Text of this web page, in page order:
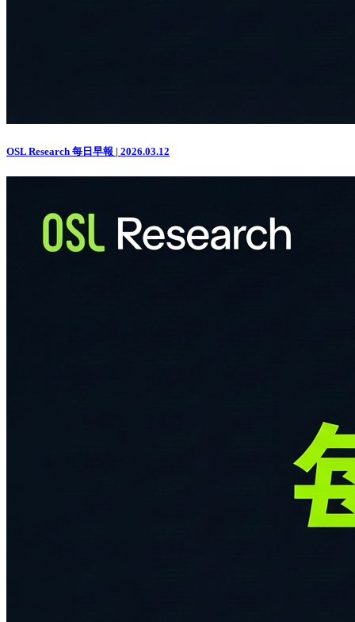
OSL Research 每日早報 | 2026.03.12